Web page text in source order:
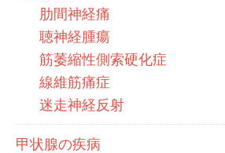
肋間神経痛
聴神経腫瘍
筋萎縮性側索硬化症
線維筋痛症
迷走神経反射
甲状腺の疾病